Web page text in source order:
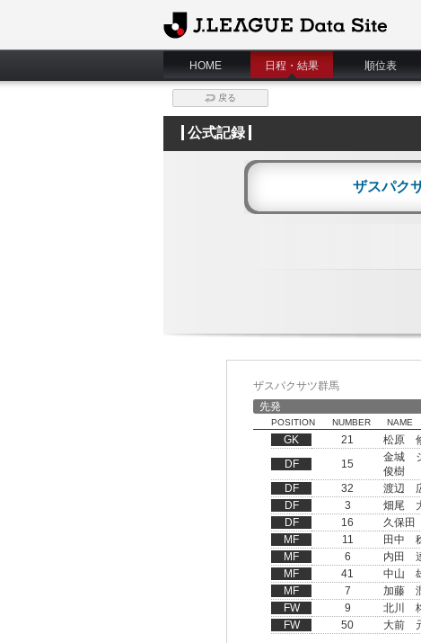
J.League Data Site
HOME 日程・結果 順位表
戻る
公式記録
ザスパク
ザスパクサツ群馬
先発
POSITION NUMBER NAME
GK 21
松原
DF
15
金城
俊樹
DF
32
渡辺
DF
3
畑尾
DF
16
久保
MF
11
田中
MF
6
内田
MF
41
中山
MF
7
加藤
FW
9
北川
FW
50 大前